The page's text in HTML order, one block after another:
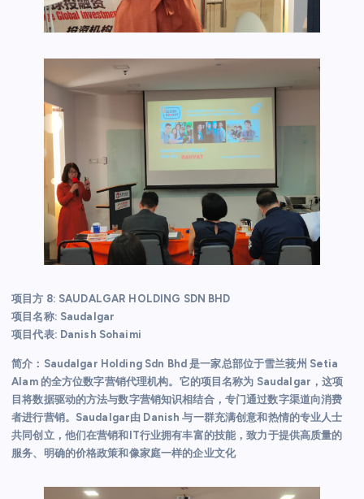
项目方 8: SAUDALGAR HOLDING SDN BHD
项目名称: Saudalgar
项目代表: Danish Sohaimi
简介：Saudalgar Holding Sdn Bhd 是一家总部位于雪兰莪州 Setia
Alam 的全方位数字营销代理机构。它的项目名称为 Saudalgar，这项
目将数据驱动的方法与数字营销知识相结合，专门通过数字渠道向消费
者进行营销。Saudalgar由 Danish 与一群充满创意和热情的专业人士
共同创立，他们在营销和IT行业拥有丰富的技能，致力于提供高质量的
服务、明确的价格政策和像家庭一样的企业文化